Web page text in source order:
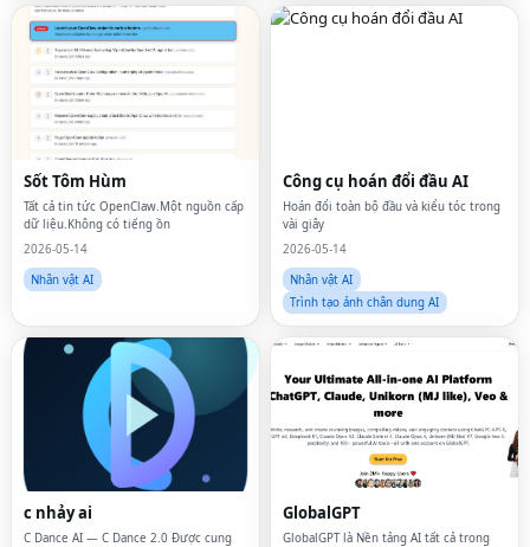
Sốt Tôm Hùm
Tất cả tin tức OpenClaw.Một nguồn cấp
dữ liệu.Không có tiếng ồn
2026-05-14
Nhân vật AI
Công cụ hoán đổi đầu AI
Hoán đổi toàn bộ đầu và kiểu tóc trong
vài giây
2026-05-14
Nhân vật AI
Trình tạo ảnh chân dung AI
c nhảy ai
C Dance AI — C Dance 2.0 Được cung
GlobalGPT
GlobalGPT là Nền tảng AI tất cả trong